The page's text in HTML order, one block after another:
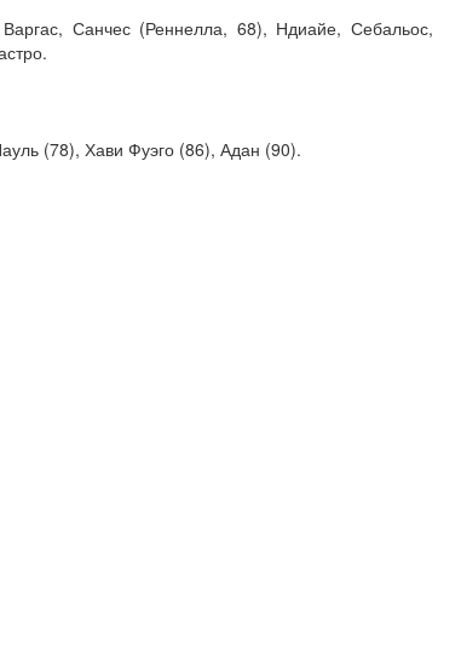
Санчес (Реннелла, 68), Ндиайе, Себальос,
(78), Хави Фуэго (86), Адан (90).